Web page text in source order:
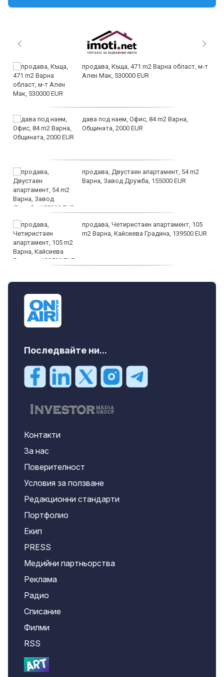
продава, Къща, 471 m2 Варна област, м-т
Ален Мак, 530000 EUR
дава под наем, Офис, 84 m2 Варна,
Общината, 2000 EUR
продава, Двустаен апартамент, 54 m2
Варна, Завод Дружба, 155000 EUR
продава, Четиристаен апартамент, 105
m2 Варна, Кайсиева Градина, 139500 EUR
Последвайте ни...
Контакти
За нас
Поверителност
Условия за ползване
Редакционни стандарти
Портфолио
Екип
PRESS
Медийни партньорства
Реклама
Радио
Списание
Филми
RSS